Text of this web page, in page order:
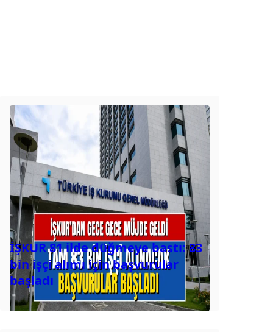
İŞKUR 81 ilde düğmeye bastı: 83
bin işçi alımı için başvurular
başladı